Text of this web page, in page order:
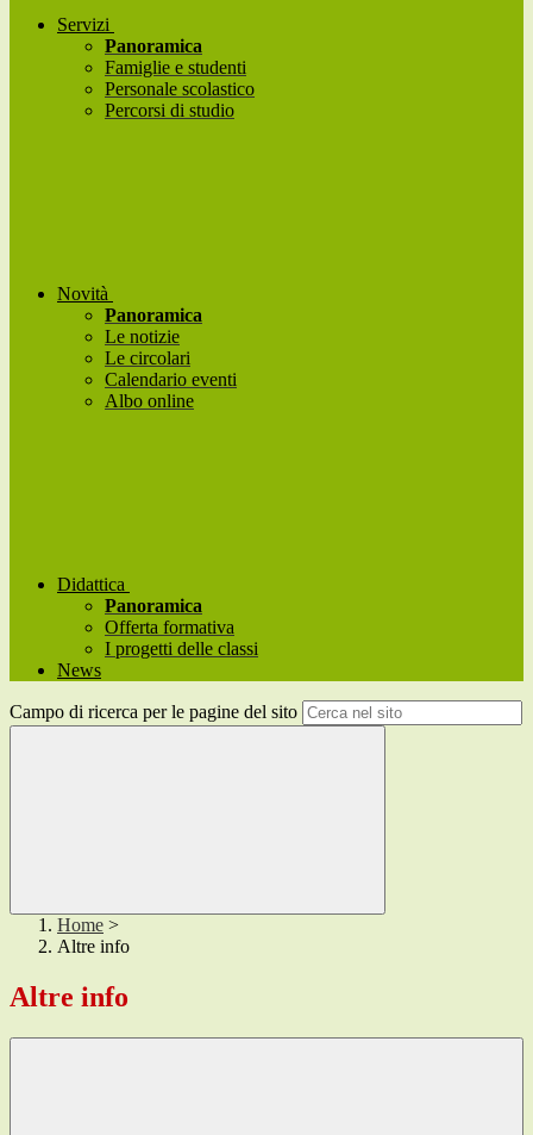
Servizi
Panoramica
Famiglie e studenti
Personale scolastico
Percorsi di studio
Novità
Panoramica
Le notizie
Le circolari
Calendario eventi
Albo online
Didattica
Panoramica
Offerta formativa
I progetti delle classi
News
Campo di ricerca per le pagine del sito
Home >
Altre info
Altre info